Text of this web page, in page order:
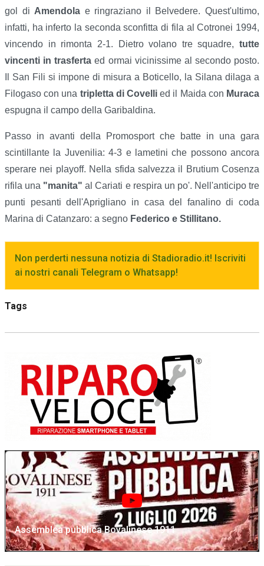
gol di Amendola e ringraziano il Belvedere. Quest'ultimo,
infatti, ha inferto la seconda sconfitta di fila al Cotronei 1994,
vincendo in rimonta 2-1. Dietro volano tre squadre, tutte
vincenti in trasferta ed ormai vicinissime al secondo posto.
Il San Fili si impone di misura a Boticello, la Silana dilaga a
Filogaso con una tripletta di Covellied il Maida con Muraca
espugna il campo della Garibaldina.
Passo in avanti della Promosport che batte in una gara
scintillante la Juvenilia: 4-3 e lametini che possono ancora
sperare nei playoff. Nella sfida salvezza il Brutium Cosenza
rifila una "manita" al Cariati e respira un po'. Nell'anticipo tre
punti pesanti dell'Aprigliano in casa del fanalino di coda
Marina di Catanzaro: a segno Federico e Stillitano.
Non perderti nessuna notizia di Stadioradio.it! Iscriviti
ai nostri canali Telegram o Whatsapp!
Tags
Assemblea pubblica Bovalinese 1911